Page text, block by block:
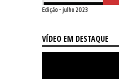
Edição - julho 2023
VÍDEO EM DESTAQUE